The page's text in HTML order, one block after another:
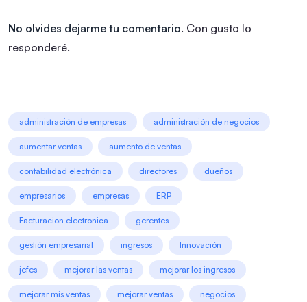
No olvides dejarme tu comentario. Con gusto lo
responderé.
administración de empresas administración de negocios
aumentar ventas aumento de ventas
contabilidad electrónica directores dueños
empresarios empresas ERP
Facturación electrónica gerentes
gestión empresarial ingresos Innovación
jefes mejorar las ventas mejorar los ingresos
mejorar mis ventas mejorar ventas negocios